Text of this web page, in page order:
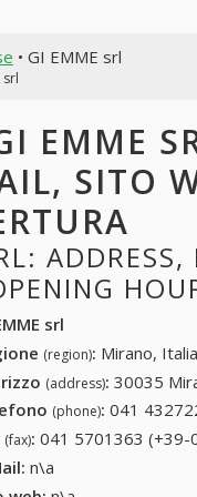
• GI EMME srl
srl
EMME
SITO
srl
(region): Mirano, Italia
(address): 30035
(phone): 041
(fax): 041 5701363 (+39-
n\a